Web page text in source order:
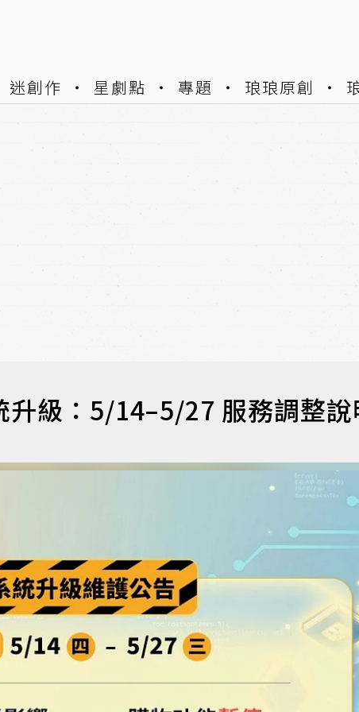
迷創作 星劇點 專題 琅琅原創
升級：5/14–5/27 服務調整